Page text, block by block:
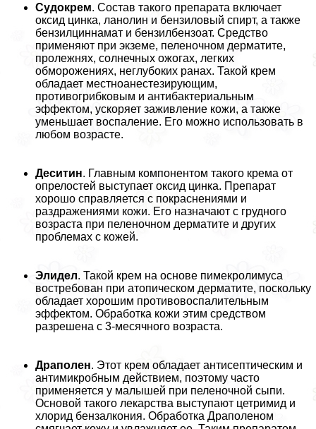
Судокрем. Состав такого препарата включает
оксид цинка, ланолин и бензиловый спирт, а также
бензилциннамат и бензилбензоат. Средство
применяют при экземе, пеленочном дерматите,
пролежнях, солнечных ожогах, легких
обморожениях, неглубоких ранах. Такой крем
обладает местноанестезирующим,
противогрибковым и антибактериальным
эффектом, ускоряет заживление кожи, а также
уменьшает воспаление. Его можно использовать в
любом возрасте.
Деситин. Главным компонентом такого крема от
опрелостей выступает оксид цинка. Препарат
хорошо справляется с покраснениями и
раздражениями кожи. Его назначают с грудного
возраста при пеленочном дерматите и других
проблемах с кожей.
Элидел. Такой крем на основе пимекролимуса
востребован при атопическом дерматите, поскольку
обладает хорошим противовоспалительным
эффектом. Обработка кожи этим средством
разрешена с 3-мecячного возраста.
Драполен. Этот крем обладает антисептическим и
антимикробным действием, поэтому часто
применяется у малышей при пеленочной сыпи.
Основой такого лекарства выступают цетримид и
хлорид бензалкония. Обработка Драполеном